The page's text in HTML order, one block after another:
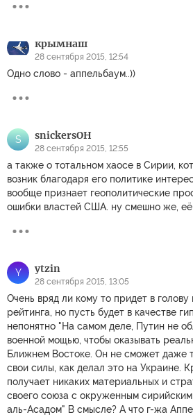
крымнаш
28 сентября 2015, 12:54
Одно слово - аппельбаум..))
S snickersОН
28 сентября 2015, 12:55
а также о тотальном хаосе в Сирии,
возник благодаря его политике
вообще признает геополитические
ошибки властей США. ну смешно же, её
Y ytzin
28 сентября 2015, 13:05
Очень вряд ли кому то придет в
рейтинга, но пусть будет в качестве
непонятно "На самом деле, Путин не
военной мощью, чтобы оказывать
Ближнем Востоке. Он не сможет даже
свои силы, как делал это на Украине.
получает никаких материальных и
своего союза с окруженным
аль-Асадом" В смысле? А что г-жа